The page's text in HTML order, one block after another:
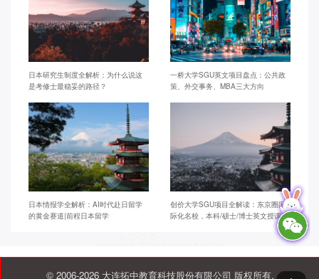
日本研究生制度全解析：为什么说这
是考修士最稳妥的路径？
一桥大学SGU英文项目盘点：公共政
策、外交事务、MBA三大方向
日本情报学全解析：AI时代赴日留学
的黄金赛道|前程日本留学
创价大学SGU项目全解读：东京圈国
际化名校，本科/硕士/博士英文授课
© 2006-2026 大连拓中教育科技股份有限公司 版权所有.